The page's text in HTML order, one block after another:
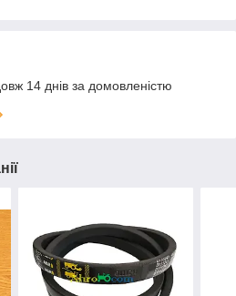
14 днів за домовленістю